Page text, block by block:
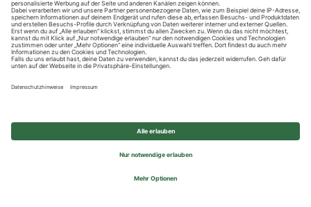
Impressum
Privatsphäre-Einstellungen
© 2026 REWE Group - All rights reserved